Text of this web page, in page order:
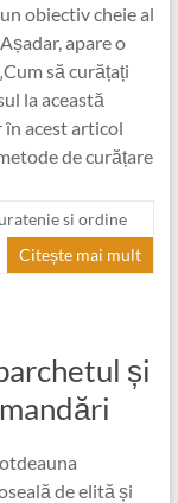
obiectiv cheie al
apare o
să curățați
la această
acest articol
de curățare
si ordine
Citește mai mult
și
de elită și